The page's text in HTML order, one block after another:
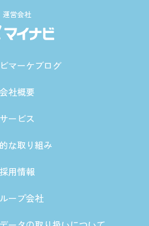
運営会社
マーケブログ
会社概要
サービス
な取り組み
採用情報
ープ会社